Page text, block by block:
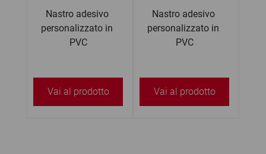
Nastro adesivo
personalizzato in
PVC
Nastro adesivo
personalizzato in
PVC